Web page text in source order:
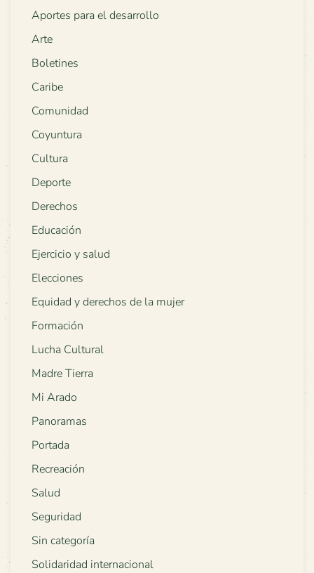
Aportes para el desarrollo
Arte
Boletines
Caribe
Comunidad
Coyuntura
Cultura
Deporte
Derechos
Educación
Ejercicio y salud
Elecciones
Equidad y derechos de la mujer
Formación
Lucha Cultural
Madre Tierra
Mi Arado
Panoramas
Portada
Recreación
Salud
Seguridad
Sin categoría
Solidaridad internacional